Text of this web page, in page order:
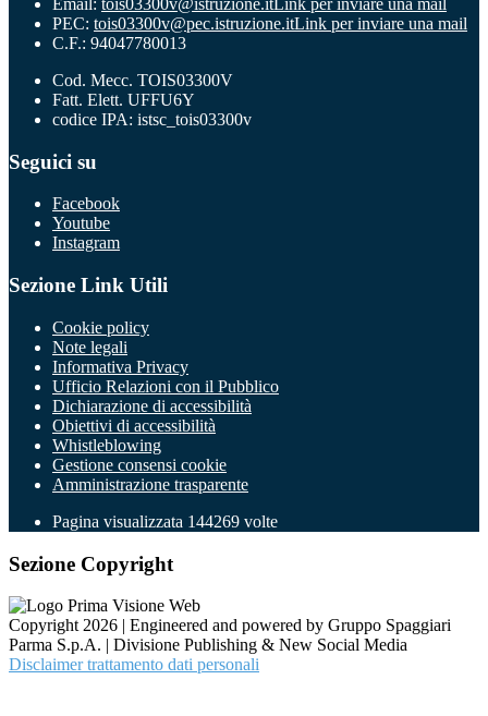
Email: tois03300v@istruzione.itLink per inviare una mail
PEC: tois03300v@pec.istruzione.itLink per inviare una mail
C.F.: 94047780013
Cod. Mecc. TOIS03300V
Fatt. Elett. UFFU6Y
codice IPA: istsc_tois03300v
Seguici su
Facebook
Youtube
Instagram
Sezione Link Utili
Cookie policy
Note legali
Informativa Privacy
Ufficio Relazioni con il Pubblico
Dichiarazione di accessibilità
Obiettivi di accessibilità
Whistleblowing
Gestione consensi cookie
Amministrazione trasparente
Pagina visualizzata 144269 volte
Sezione Copyright
Copyright 2026 | Engineered and powered by Gruppo Spaggiari
Parma S.p.A. | Divisione Publishing & New Social Media
Disclaimer trattamento dati personali